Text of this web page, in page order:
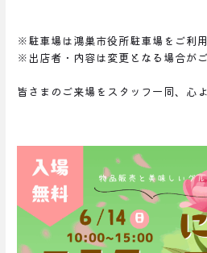
※駐車場は鴻巣市役所駐車場をご利
※出店者・内容は変更となる場合が
皆さまのご来場をスタッフ一同、心